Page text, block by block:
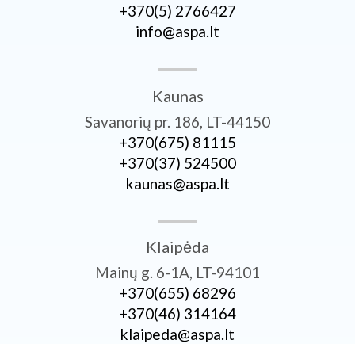
+370­(5) 2766427
info@aspa.lt
Kaunas
Savanorių pr. 186, LT-44150
+370­(675) 81115
+370­(37) 524500
kaunas@aspa.lt
Klaipėda
Mainų g. 6-1A, LT-94101
+370­(655) 68296
+370­(46) 314164
klaipeda@aspa.lt